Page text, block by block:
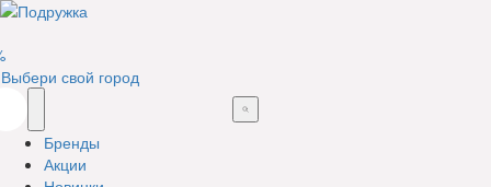
Выбери свой город
Бренды
Акции